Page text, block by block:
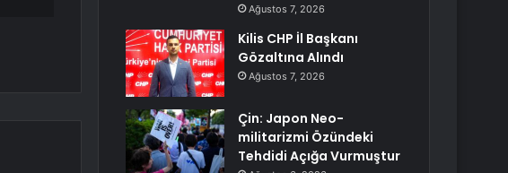
Ağustos 7, 2026
Kilis CHP İl Başkanı
Gözaltına Alındı
Ağustos 7, 2026
Çin: Japon Neo-
militarizmi Özündeki
Tehdidi Açığa Vurmuştur